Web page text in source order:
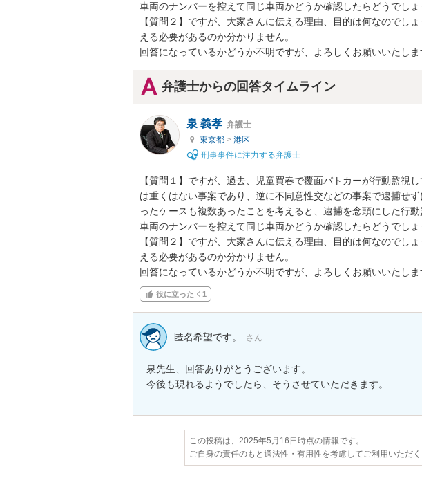
車両のナンバーを控えて同じ車両かどうか確認したらどうでしょ
【質問２】ですが、大家さんに伝える理由、目的は何なのでし
える必要があるのか分かりません。
回答になっているかどうか不明ですが、よろしくお願いいたしま
弁護士からの回答タイムライン
泉 義孝 弁護士
東京都 > 港区
刑事事件に注力する弁護士
【質問１】ですが、過去、児童買春で覆面パトカーが行動監視
は重くはない事案であり、逆に不同意性交などの事案で逮捕せ
ったケースも複数あったことを考えると、逮捕を念頭にした行
車両のナンバーを控えて同じ車両かどうか確認したらどうでしょ
【質問２】ですが、大家さんに伝える理由、目的は何なのでし
える必要があるのか分かりません。
回答になっているかどうか不明ですが、よろしくお願いいたしま
役に立った 1
匿名希望です。 さん
泉先生、回答ありがとうございます。
今後も現れるようでしたら、そうさせていただきます。
この投稿は、2025年5月16日時点の情報です。
ご自身の責任のもと適法性・有用性を考慮してご利用いただく